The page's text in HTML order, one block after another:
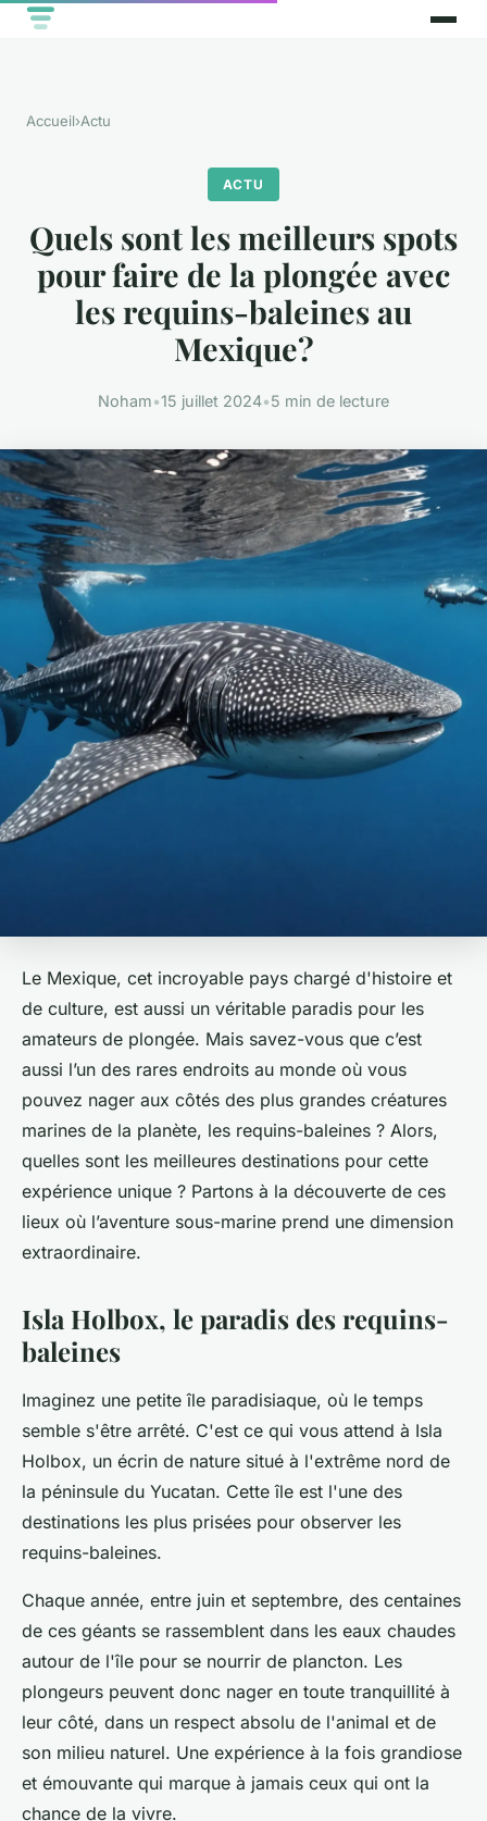
Accueil›Actu
ACTU
Quels sont les meilleurs spots
pour faire de la plongée avec
les requins-baleines au
Mexique?
Noham•15 juillet 2024•5 min de lecture
Le Mexique, cet incroyable pays chargé d'histoire et
de culture, est aussi un véritable paradis pour les
amateurs de plongée. Mais savez-vous que c’est
aussi l’un des rares endroits au monde où vous
pouvez nager aux côtés des plus grandes créatures
marines de la planète, les requins-baleines ? Alors,
quelles sont les meilleures destinations pour cette
expérience unique ? Partons à la découverte de ces
lieux où l’aventure sous-marine prend une dimension
extraordinaire.
Isla Holbox, le paradis des requins-
baleines
Imaginez une petite île paradisiaque, où le temps
semble s'être arrêté. C'est ce qui vous attend à Isla
Holbox, un écrin de nature situé à l'extrême nord de
la péninsule du Yucatan. Cette île est l'une des
destinations les plus prisées pour observer les
requins-baleines.
Chaque année, entre juin et septembre, des centaines
de ces géants se rassemblent dans les eaux chaudes
autour de l'île pour se nourrir de plancton. Les
plongeurs peuvent donc nager en toute tranquillité à
leur côté, dans un respect absolu de l'animal et de
son milieu naturel. Une expérience à la fois grandiose
et émouvante qui marque à jamais ceux qui ont la
chance de la vivre.